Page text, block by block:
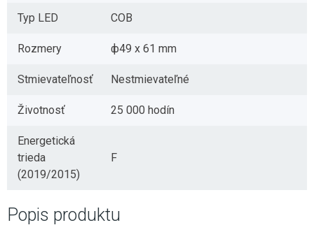
Typ LED COB
Rozmery ф49 x 61 mm
Stmievateľnosť Nestmievateľné
Životnosť 25 000 hodín
Energetická
trieda
(2019/2015)
F
Popis produktu